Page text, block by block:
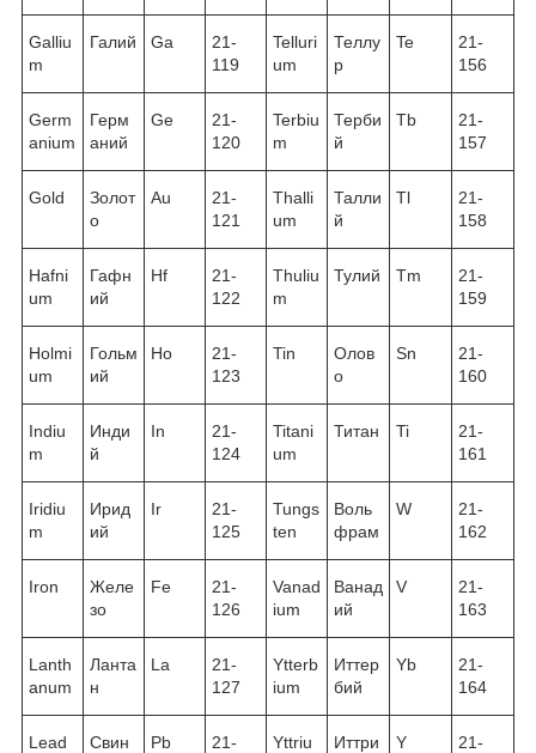
Galliu
m
Галий Ga
21-
119
Telluri
um
Теллу
р
Te
21-
156
Germ
anium
Герм
аний
Ge
21-
120
Terbiu
m
Терби
й
Tb
21-
157
Gold
Золот
о
Au
21-
121
Thalli
um
Талли
й
Tl
21-
158
Hafni
um
Гафн
ий
Hf
21-
122
Thuliu
m
Тулий Tm
21-
159
Holmi
um
Гольм
ий
Ho
21-
123
Tin
Олов
о
Sn
21-
160
Indiu
m
Инди
й
In
21-
124
Titani
um
Титан Ti
21-
161
Iridiu
m
Ирид
ий
Ir
21-
125
Tungs
ten
Воль
фрам
W
21-
162
Iron
Желе
зо
Fe
21-
126
Vanad
ium
Ванад
ий
V
21-
163
Lanth
anum
Ланта
н
La
21-
127
Ytterb
ium
Иттер
бий
Yb
21-
164
Lead
Свин
Pb
21-
Yttriu
Иттри
Y
21-